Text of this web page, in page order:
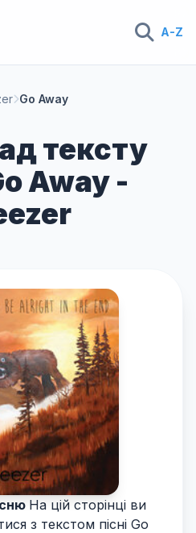
A-Z
Go Away
тексту
Away -
На цій сторінці ви
з текстом пісні Go